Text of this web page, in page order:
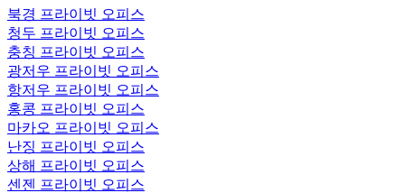
북경 프라이빗 오피스
청두 프라이빗 오피스
충칭 프라이빗 오피스
광저우 프라이빗 오피스
항저우 프라이빗 오피스
홍콩 프라이빗 오피스
마카오 프라이빗 오피스
난징 프라이빗 오피스
상해 프라이빗 오피스
센젠 프라이빗 오피스